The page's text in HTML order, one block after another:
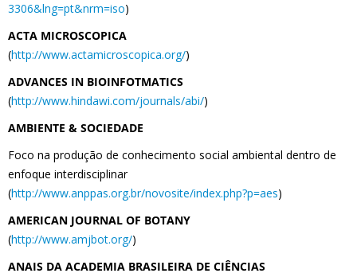
3306&lng=pt&nrm=iso)
ACTA MICROSCOPICA
(http://www.actamicroscopica.org/)
ADVANCES IN BIOINFOTMATICS
(http://www.hindawi.com/journals/abi/)
AMBIENTE & SOCIEDADE
Foco na produção de conhecimento social ambiental dentro de
enfoque interdisciplinar
(http://www.anppas.org.br/novosite/index.php?p=aes)
AMERICAN JOURNAL OF BOTANY
(http://www.amjbot.org/)
ANAIS DA ACADEMIA BRASILEIRA DE CIÊNCIAS